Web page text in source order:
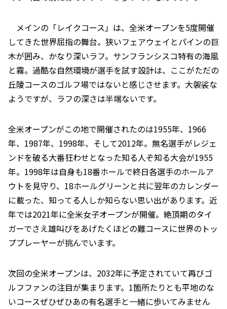
メインの「レイクコース」は、全米オープンを5度開催
してきた世界屈指の舞台。狭いフェアウェイとパインの巨
木が囲み、かなり深いラフ。サンフランシスコ特有の海風
と霧。過酷な自然環境が選手を試す設計は、ここがただの
丘陵コースのゴルフ場ではないと感じさせます。大袈裟な
ようですが、ラフの深さは半端ないです。
全米オープンがこの地で開催されたのは1955年、1966
年、1987年、1998年、そして2012年。無名選手がレジェ
ンドを破る大番狂わせとなった知る人ぞ知る大会が1955
年。1998年は自身も18番ホールで終日各選手のホールア
ウトを見守り、18ホールグリーンと共に翌年のカレンダー
に載った、知ってる人しか知らない思い出があります。近
年では2021年に全米女子オープンが開催。絶頂期のタイ
ガーでさえ雄叫びをあげたくほどの難コースに世界のトッ
ププレーヤーが挑んでいます。
次回の全米オープンは、2032年に予定されていて再びゴ
ルフファンの注目が集まります。1箇所たりとも平地のな
いコースぜひぜひあの有名選手と一緒に歩いてみません